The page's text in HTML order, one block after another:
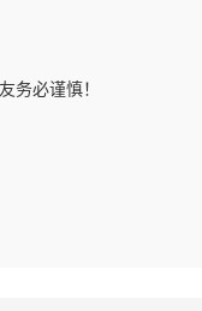
务必谨慎！